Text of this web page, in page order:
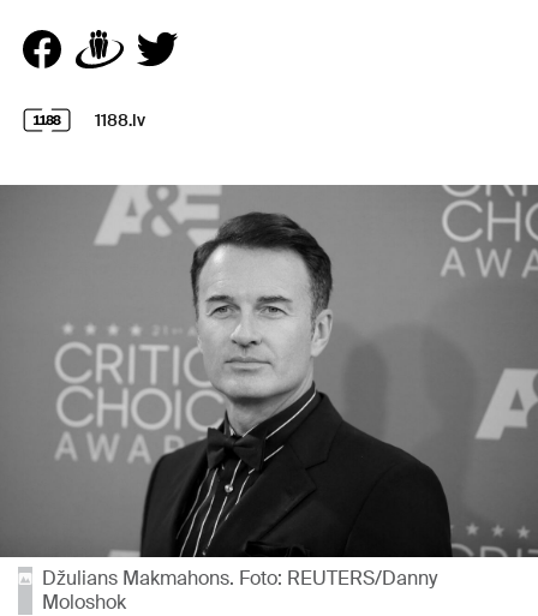
1188.lv
Džulians Makmahons. Foto: REUTERS/Danny
Moloshok